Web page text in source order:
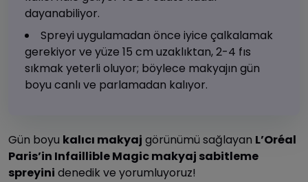
dayanabiliyor.
Spreyi uygulamadan önce iyice çalkalamak
gerekiyor ve yüze 15 cm uzaklıktan, 2-4 fıs
sıkmak yeterli oluyor; böylece makyajın gün
boyu canlı ve parlamadan kalıyor.
Gün boyu kalıcı makyaj görünümü sağlayan L’Oréal
Paris’in Infaillible Magic makyaj sabitleme
spreyini denedik ve yorumluyoruz!